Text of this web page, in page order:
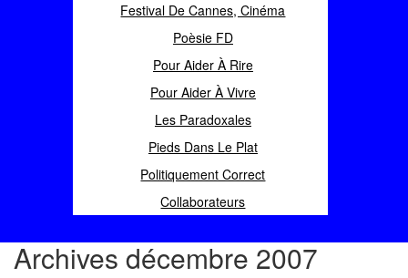
Festival De Cannes, Cinéma
Poèsie FD
Pour Aider À Rire
Pour Aider À Vivre
Les Paradoxales
Pieds Dans Le Plat
Politiquement Correct
Collaborateurs
Archives décembre 2007